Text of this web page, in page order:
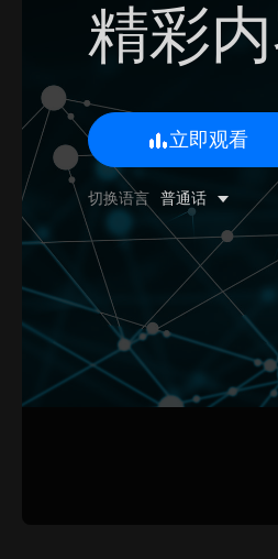
精彩
立即观看
切换语言 普通话
0/
图
姓
联